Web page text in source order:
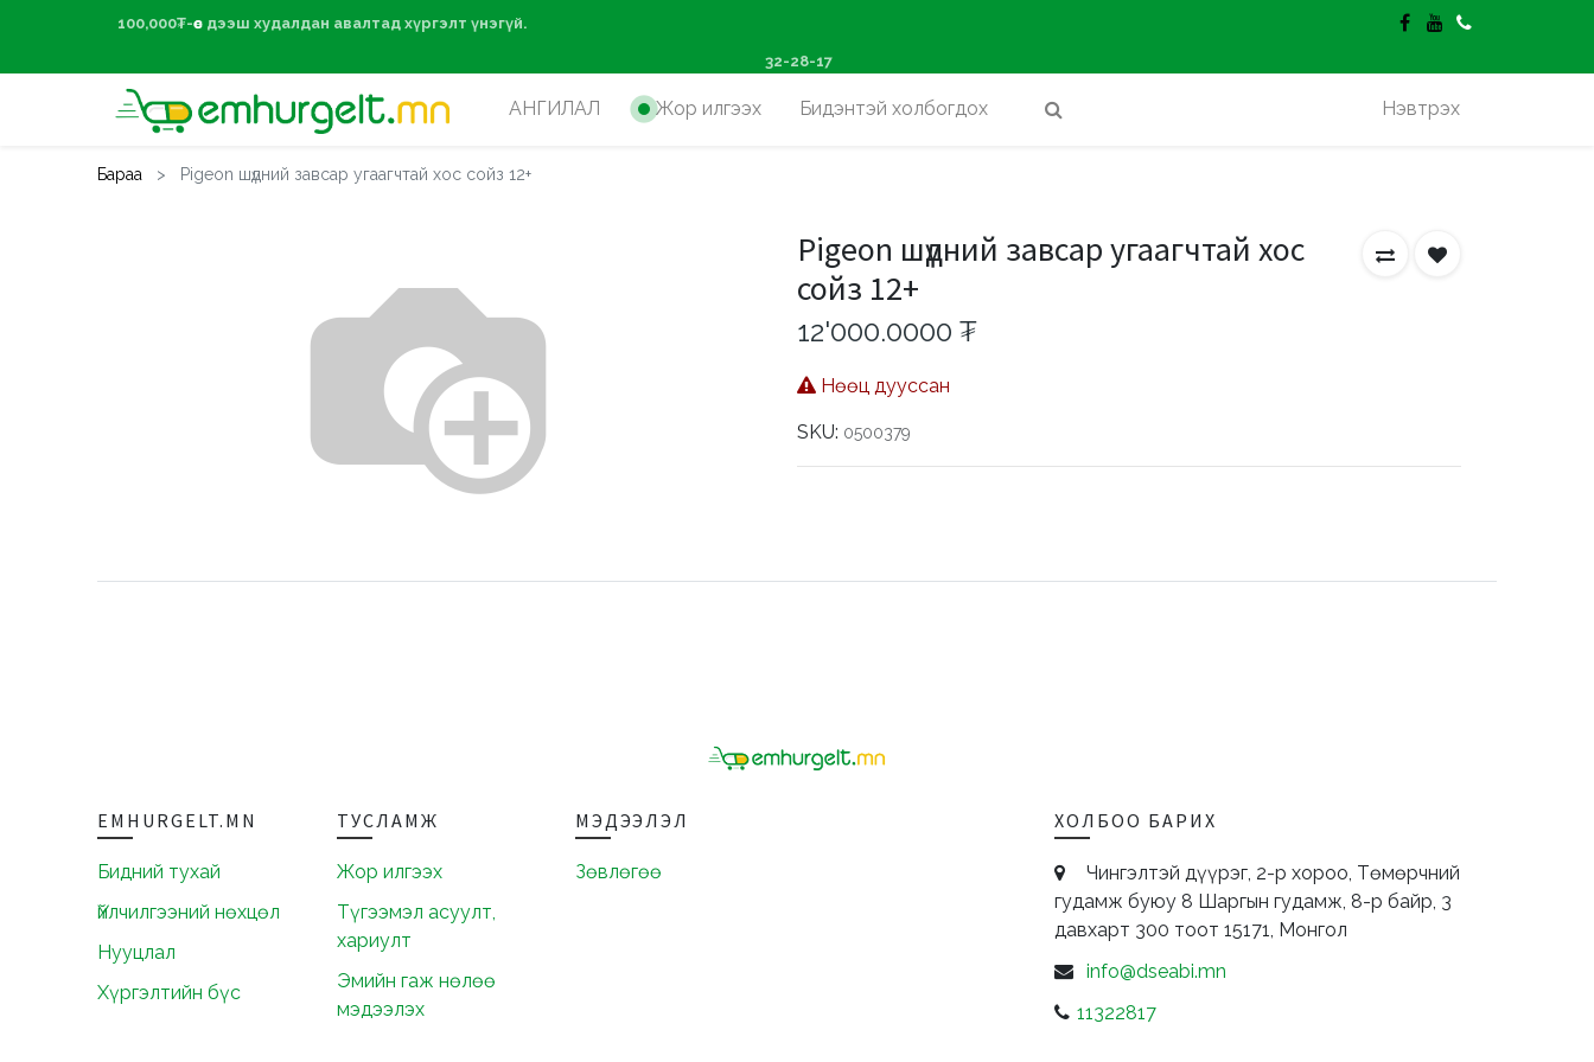
100,000₮-өөс дээш худалдан авалтад хүргэлт үнэгүй.
32-28-17
АНГИЛАЛ Жор илгээх Бидэнтэй холбогдох Нэвтрэх
Бараа Pigeon шүдний завсар угаагчтай хос сойз 12+
Pigeon шүдний завсар угаагчтай хос
сойз 12+
12'000.0000 ₮
Нөөц дууссан
SKU: 0500379
EMHURGELT.MN
Бидний тухай
Үйлчилгээний нөхцөл
Нууцлал
Хүргэлтийн бүс
ТУСЛАМЖ
Жор илгээх
Түгээмэл асуулт,
хариулт
Эмийн гаж нөлөө
мэдээлэх
МЭДЭЭЛЭЛ
Зөвлөгөө
ХОЛБОО БАРИХ
Чингэлтэй дүүрэг, 2-р хороо, Төмөрчний
гудамж буюу 8 Шаргын гудамж, 8-р байр, 3
давхарт 300 тоот 15171, Монгол
info@dseabi.mn
11322817